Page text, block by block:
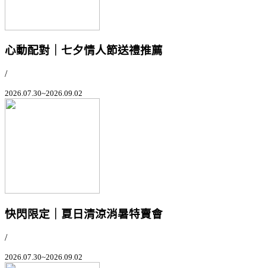
心動配對｜七夕情人節送禮推薦
/
2026.07.30~2026.09.02
快閃限定｜夏日清涼消暑特賣會
/
2026.07.30~2026.09.02